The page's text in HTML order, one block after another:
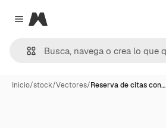
Close menu
Magnific
Inicio/stock/Vectores/Reserva de citas con…